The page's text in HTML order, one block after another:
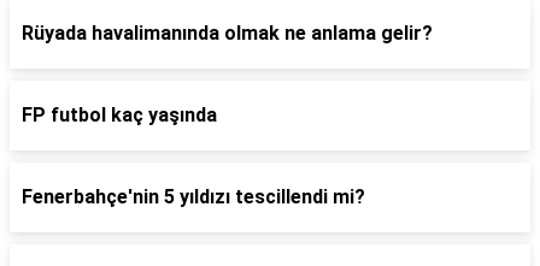
Rüyada havalimanında olmak ne anlama gelir?
FP futbol kaç yaşında
Fenerbahçe'nin 5 yıldızı tescillendi mi?